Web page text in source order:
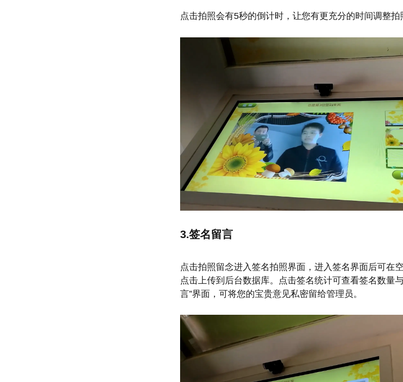
点击拍照会有5秒的倒计时，让您有更充分的时间调整拍
3.签名留言
点击拍照留念进入签名拍照界面，进入签名界面后可在
点击上传到后台数据库。点击签名统计可查看签名数量
言”界面，可将您的宝贵意见私密留给管理员。